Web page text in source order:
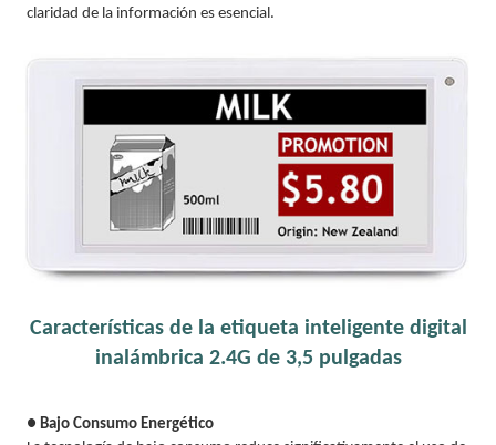
claridad de la información es esencial.
Características de la etiqueta inteligente digital
inalámbrica 2.4G de 3,5 pulgadas
● Bajo Consumo Energético